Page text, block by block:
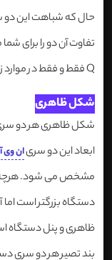
حال که شباهت این
Q فقط و فقط در موارد زیر خلاصه می شود که آنها را برمی شماریم.
شکل ظاهری
ابعاد این دو سریان وی
مشخص می شود. هرچه
دستگاه بزرگتر است
ظاهری و پنل دستگاه
بند تصیر هر دو سری